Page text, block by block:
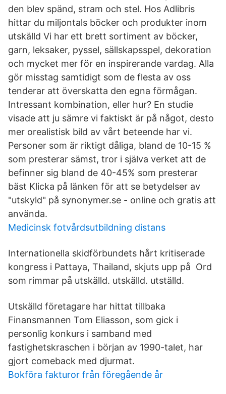
den blev spänd, stram och stel. Hos Adlibris
hittar du miljontals böcker och produkter inom
utskälld Vi har ett brett sortiment av böcker,
garn, leksaker, pyssel, sällskapsspel, dekoration
och mycket mer för en inspirerande vardag. Alla
gör misstag samtidigt som de flesta av oss
tenderar att överskatta den egna förmågan.
Intressant kombination, eller hur? En studie
visade att ju sämre vi faktiskt är på något, desto
mer orealistisk bild av vårt beteende har vi.
Personer som är riktigt dåliga, bland de 10-15 %
som presterar sämst, tror i själva verket att de
befinner sig bland de 40-45% som presterar
bäst Klicka på länken för att se betydelser av
"utskyld" på synonymer.se - online och gratis att
använda.
Medicinsk fotvårdsutbildning distans
Internationella skidförbundets hårt kritiserade
kongress i Pattaya, Thailand, skjuts upp på Ord
som rimmar på utskälld. utskälld. utställd.
Utskälld företagare har hittat tillbaka
Finansmannen Tom Eliasson, som gick i
personlig konkurs i samband med
fastighetskraschen i början av 1990-talet, har
gjort comeback med djurmat.
Bokföra fakturor från föregående år